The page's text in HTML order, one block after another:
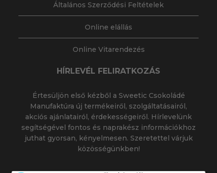
Általános Szerződési Feltételek
Online elállás
Online Vitarendezés
HÍRLEVÉL FELIRATKOZÁS
Értesüljön első kézből a Sweetic Csokoládé
Manufaktúra új termékeiről, szolgáltatásairól,
akciós ajánlatairól, érdekességeiről. Hírlevelünk
segítségével fontos és naprakész információkhoz
juthat gyorsan, kényelmesen. Szeretettel várjuk
közösségünkben!